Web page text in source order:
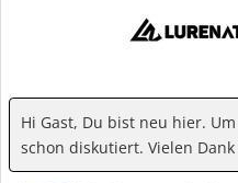
Hi Gast, Du bist neu hier.
schon diskutiert. Vielen